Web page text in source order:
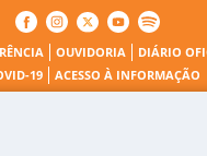
OUVIDORIA
DIÁRIO
19
ACESSO À INFORMAÇÃO